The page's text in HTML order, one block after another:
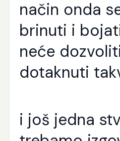
način onda
brinuti i
neće
dotaknuti
i još jedna